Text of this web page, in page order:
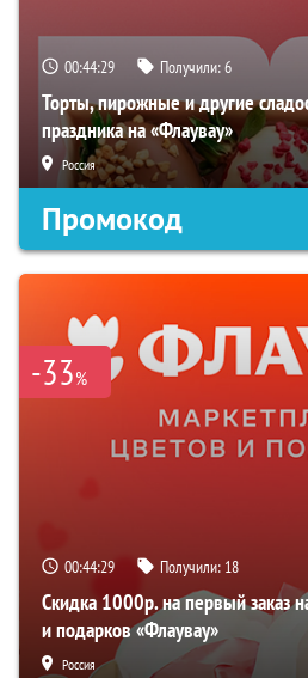
00:44:28 Получили:6
Торты, пирожные и другие
праздника на «Флаувау»
Россия
Промокод
-33%
00:44:28 Получили: 18
Скидка 1000р. на первый заказ
и подарков «Флаувау»
Россия